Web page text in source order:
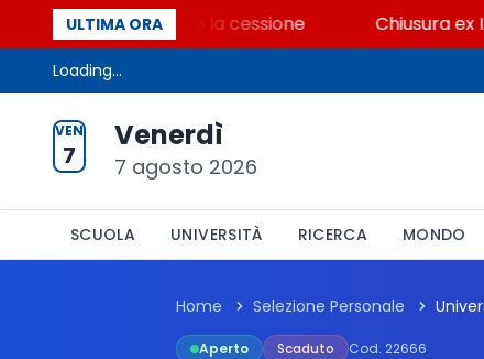
ULTIMA ORA
dei beni contro la cessione Chiusura ex
Loading...
VEN
7
Venerdì
7 agosto 2026
SCUOLA UNIVERSITÀ RICERCA MONDO
Home Selezione Personale
Aperto Scaduto Cod. 22666